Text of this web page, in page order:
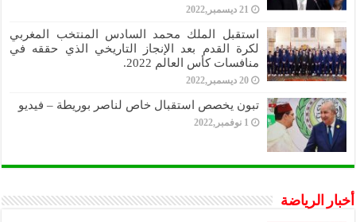
21 ديسمبر,2022
استقبل الملك محمد السادس المنتخب المغربي
لكرة القدم بعد الإنجاز التاريخي الذي حققه في
منافسات كأس العالم 2022.
20 ديسمبر,2022
تبون يخصص استقبال خاص لناصر بوريطة – فيديو
1 نوفمبر,2022
أخبار الرياضة